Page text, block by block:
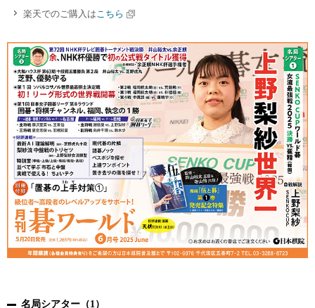
楽天でのご購入は こちら
名局シアター（1）